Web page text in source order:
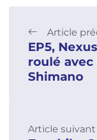
Article
EP5,
roulé
Shimano
Article suivant